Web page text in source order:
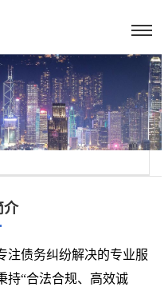
介
注债务纠纷解决的专业服
持“合法合规、高效诚